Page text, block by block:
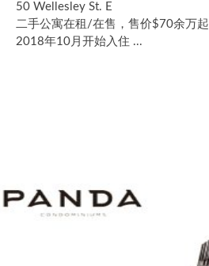
50 Wellesley St. E
二手公寓在租/在售，售价$70余万起
2018年10月开始入住 ...